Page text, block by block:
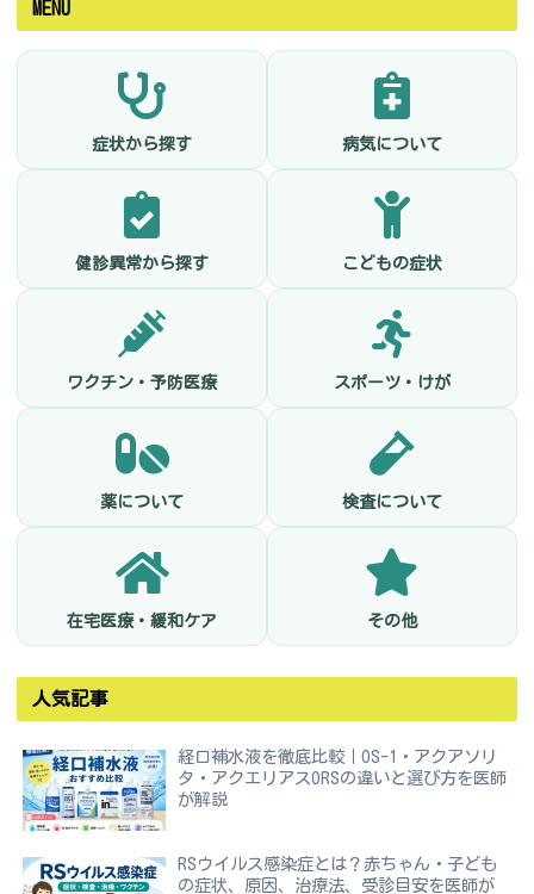
MENU
症状から探す 病気について
健診異常から探す こどもの症状
ワクチン・予防医療 スポーツ・けが
薬について 検査について
在宅医療・緩和ケア その他
人気記事
経口補水液を徹底比較｜OS-1・アクアソリ
タ・アクエリアスORSの違いと選び方を医師
が解説
RSウイルス感染症とは？赤ちゃん・子ども
の症状、原因、治療法、受診目安を医師が